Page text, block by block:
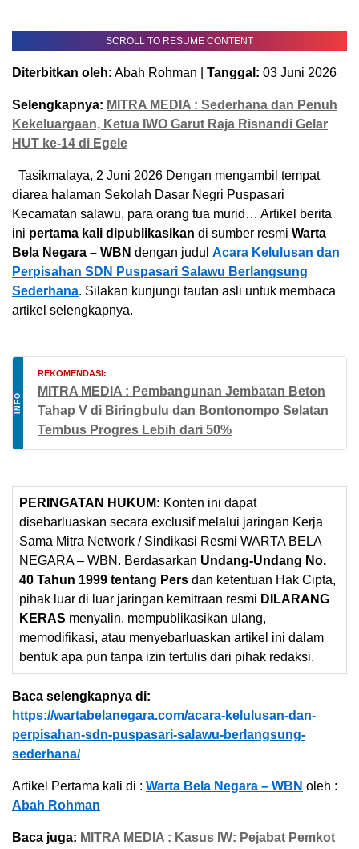
SCROLL TO RESUME CONTENT
Diterbitkan oleh: Abah Rohman | Tanggal: 03 Juni 2026
Selengkapnya: MITRA MEDIA : Sederhana dan Penuh
Kekeluargaan, Ketua IWO Garut Raja Risnandi Gelar
HUT ke-14 di Egele
Tasikmalaya, 2 Juni 2026 Dengan mengambil tempat
diarea halaman Sekolah Dasar Negri Puspasari
Kecamatan salawu, para orang tua murid… Artikel berita
ini pertama kali dipublikasikan di sumber resmi Warta
Bela Negara – WBN dengan judul Acara Kelulusan dan
Perpisahan SDN Puspasari Salawu Berlangsung
Sederhana. Silakan kunjungi tautan asli untuk membaca
artikel selengkapnya.
INFO
REKOMENDASI:
MITRA MEDIA : Pembangunan Jembatan Beton
Tahap V di Biringbulu dan Bontonompo Selatan
Tembus Progres Lebih dari 50%
PERINGATAN HUKUM: Konten ini dapat
disebarluaskan secara exclusif melalui jaringan Kerja
Sama Mitra Network / Sindikasi Resmi WARTA BELA
NEGARA – WBN. Berdasarkan Undang-Undang No.
40 Tahun 1999 tentang Pers dan ketentuan Hak Cipta,
pihak luar di luar jaringan kemitraan resmi DILARANG
KERAS menyalin, mempublikasikan ulang,
memodifikasi, atau menyebarluaskan artikel ini dalam
bentuk apa pun tanpa izin tertulis dari pihak redaksi.
Baca selengkapnya di:
https://wartabelanegara.com/acara-kelulusan-dan-
perpisahan-sdn-puspasari-salawu-berlangsung-
sederhana/
Artikel Pertama kali di : Warta Bela Negara – WBN oleh :
Abah Rohman
Baca juga: MITRA MEDIA : Kasus IW: Pejabat Pemkot